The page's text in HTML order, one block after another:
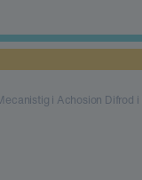
i Achosion Difrod